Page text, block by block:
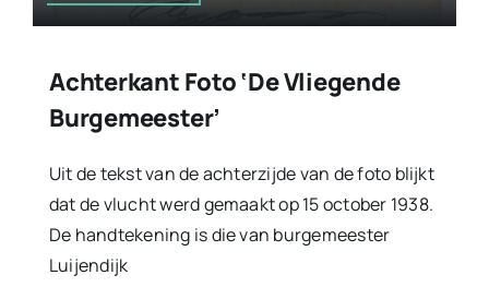
Achterkant Foto ‘de Vliegende
Burgemeester’
Uit de tekst van de achterzijde van de foto blijkt
dat de vlucht werd gemaakt op 15 october 1938.
De handtekening is die van burgemeester
Luijendijk